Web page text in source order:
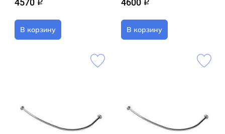
4570 q
В корзину
4600 q
В корзину